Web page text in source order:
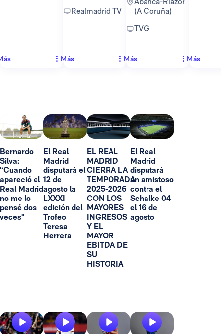
Realmadrid TV
Más
(A Coruña)
TVG
Más Más
Bernardo
Silva:
“Cuando
apareció el
Real Madrid
no me lo
pensé dos
veces"
El Real
Madrid
disputará el
12 de
agosto la
LXXXI
edición del
Trofeo
Teresa
Herrera
EL REAL
MADRID
CIERRA LA
TEMPORADA
2025-2026
CON LOS
MAYORES
INGRESOS
Y EL
MAYOR
EBITDA DE
SU
HISTORIA
El Real
Madrid
disputará
un amistoso
contra el
Schalke 04
el 16 de
agosto